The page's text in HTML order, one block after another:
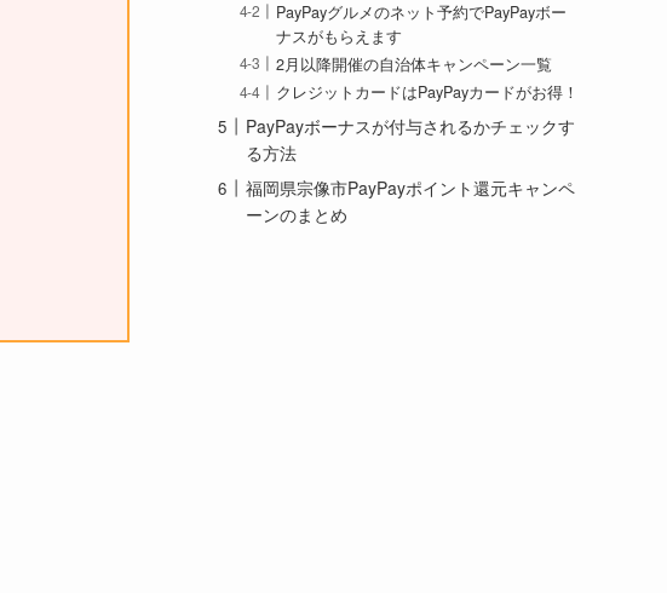
PayPayグルメのネット予約でPayPayボー
ナスがもらえます
2月以降開催の自治体キャンペーン一覧
クレジットカードはPayPayカードがお得！
PayPayボーナスが付与されるかチェックす
る方法
福岡県宗像市PayPayポイント還元キャンペ
ーンのまとめ